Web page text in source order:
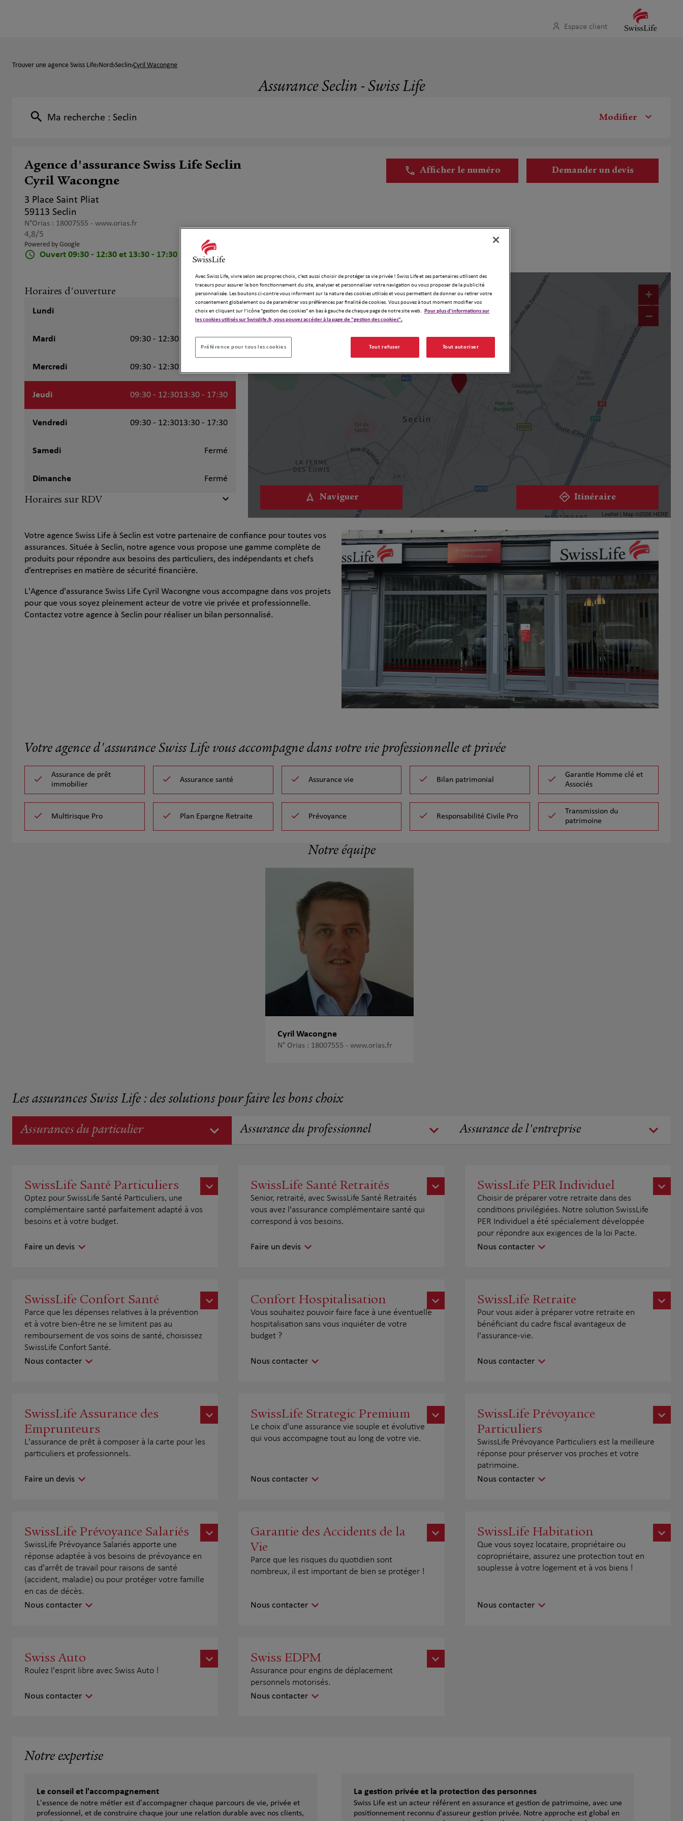
Espace client
Trouver une agence Swiss Life Nord Seclin Cyril Wacongne
Assurance Seclin - Swiss Life
Ma recherche : Seclin Modifier
Agence d'assurance Swiss Life Seclin
Cyril Wacongne
3 Place Saint Pliat
59113 Seclin
N°Orias : 18007555 - www.orias.fr
4,8/5
Powered by Google
Ouvert 09:30 - 12:30 et 13:30 - 17:30
Afficher le numéro Demander un devis
Horaires d'ouverture
Lundi 13:30 - 17:30
Mardi 09:30 - 12:3013:30 - 17:30
Mercredi 09:30 - 12:3013:30 - 17:30
Jeudi 09:30 - 12:3013:30 - 17:30
Vendredi 09:30 - 12:3013:30 - 17:30
Samedi Fermé
Dimanche Fermé
Horaires sur RDV
+
−
Leaflet | Map ©2026 HERE
Naviguer Itinéraire
Votre agence Swiss Life à Seclin est votre partenaire de confiance pour toutes vos
assurances. Située à Seclin, notre agence vous propose une gamme complète de
produits pour répondre aux besoins des particuliers, des indépendants et chefs
d’entreprises en matière de sécurité financière.
L'Agence d'assurance Swiss Life Cyril Wacongne vous accompagne dans vos projets
pour que vous soyez pleinement acteur de votre vie privée et professionnelle.
Contactez votre agence à Seclin pour réaliser un bilan personnalisé.
Votre agence d'assurance Swiss Life vous accompagne dans votre vie professionnelle et privée
Assurance de prêt
immobilier
Assurance santé Assurance vie Bilan patrimonial
Garantie Homme clé et
Associés
Multirisque Pro Plan Epargne Retraite Prévoyance Responsabilité Civile Pro
Transmission du
patrimoine
Notre équipe
Cyril Wacongne
N° Orias : 18007555 - www.orias.fr
Les assurances Swiss Life : des solutions pour faire les bons choix
Assurances du particulier Assurance du professionnel Assurance de l'entreprise
SwissLife Santé Particuliers
Optez pour SwissLife Santé Particuliers, une
complémentaire santé parfaitement adapté à vos
besoins et à votre budget.
Faire un devis
SwissLife Santé Retraités
Senior, retraité, avec SwissLife Santé Retraités
vous avez l'assurance complémentaire santé qui
correspond à vos besoins.
Faire un devis
SwissLife PER Individuel
Choisir de préparer votre retraite dans des
conditions privilégiées. Notre solution SwissLife
PER Individuel a été spécialement développée
pour répondre aux exigences de la loi Pacte.
Nous contacter
SwissLife Confort Santé
Parce que les dépenses relatives à la prévention
et à votre bien-être ne se limitent pas au
remboursement de vos soins de santé, choisissez
SwissLife Confort Santé.
Nous contacter
Confort Hospitalisation
Vous souhaitez pouvoir faire face à une éventuelle
hospitalisation sans vous inquiéter de votre
budget ?
Nous contacter
SwissLife Retraite
Pour vous aider à préparer votre retraite en
bénéficiant du cadre fiscal avantageux de
l'assurance-vie.
Nous contacter
SwissLife Assurance des
Emprunteurs
L'assurance de prêt à composer à la carte pour les
particuliers et professionnels.
Faire un devis
SwissLife Strategic Premium
Le choix d'une assurance vie souple et évolutive
qui vous accompagne tout au long de votre vie.
Nous contacter
SwissLife Prévoyance
Particuliers
SwissLife Prévoyance Particuliers est la meilleure
réponse pour préserver vos proches et votre
patrimoine.
Nous contacter
SwissLife Prévoyance Salariés
SwissLife Prévoyance Salariés apporte une
réponse adaptée à vos besoins de prévoyance en
cas d'arrêt de travail pour raisons de santé
(accident, maladie) ou pour protéger votre famille
en cas de décès.
Nous contacter
Garantie des Accidents de la
Vie
Parce que les risques du quotidien sont
nombreux, il est important de bien se protéger !
Nous contacter
SwissLife Habitation
Que vous soyez locataire, propriétaire ou
copropriétaire, assurez une protection tout en
souplesse à votre logement et à vos biens !
Nous contacter
Swiss Auto
Roulez l'esprit libre avec Swiss Auto !
Nous contacter
Swiss EDPM
Assurance pour engins de déplacement
personnels motorisés.
Nous contacter
Notre expertise
Le conseil et l'accompagnement
L'essence de notre métier est d'accompagner chaque parcours de vie, privée et
professionnel, et de construire chaque jour une relation durable avec nos clients,
La gestion privée et la protection des personnes
Swiss Life est un acteur référent en assurance et gestion de patrimoine, avec une
positionnement reconnu d'assureur gestion privée. Notre approche est global en
Avec Swiss Life, vivre selon ses propres choix, c’est aussi choisir de protéger sa vie privée ! Swiss Life et ses partenaires utilisent des
traceurs pour assurer le bon fonctionnement du site, analyser et personnaliser votre navigation ou vous proposer de la publicité
personnalisée. Les boutons ci-contre vous informent sur la nature des cookies utilisés et vous permettent de donner ou retirer votre
consentement globalement ou de paramétrer vos préférences par finalité de cookies. Vous pouvez à tout moment modifier vos
choix en cliquant sur l’icône "gestion des cookies" en bas à gauche de chaque page de notre site web. Pour plus d'informations sur
les cookies utilisés sur Swisslife.fr, vous pouvez accéder à la page de "gestion des cookies".
Préférence pour tous les cookies Tout refuser Tout autoriser